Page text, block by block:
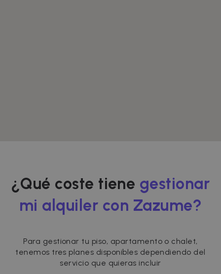
¿Qué coste tiene gestionar
mi alquiler con Zazume?
Para gestionar tu piso, apartamento o chalet,
tenemos tres planes disponibles dependiendo del
servicio que quieras incluir